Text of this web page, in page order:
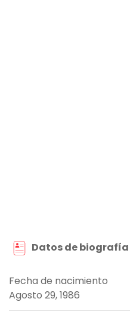
Datos de biografía
Fecha de nacimiento
Agosto 29, 1986